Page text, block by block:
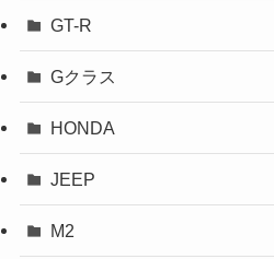
GT-R
Gクラス
HONDA
JEEP
M2